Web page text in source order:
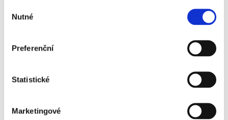
souhlasu
Nutné
Preferenční
Statistické
Marketingové
Podporujeme vedení škol prostřednictvím
programy pro studenty. Nabízíme přednášky,
workshopy i inspiraci z praxe, které posouvají